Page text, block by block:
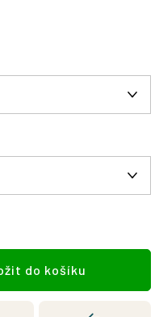
do košíku